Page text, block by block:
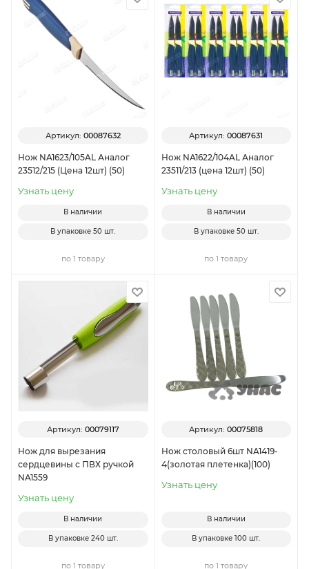
Артикул: 00087632
Нож NA1623/105AL Аналог
23512/215 (Цена 12шт) (50)
Узнать цену
В наличии
В упаковке50 шт.
по 1 товару
Артикул:00087631
Нож NA1622/104AL Аналог
23511/213 (цена 12шт) (50)
Узнать цену
В наличии
В упаковке 50 шт.
по 1 товару
Артикул: 00079117
Нож для вырезания
сердцевины с ПВХ ручкой
NA1559
Узнать цену
В наличии
В упаковке 240 шт.
по 1 товару
Артикул:00075818
Нож столовый 6шт NA1419-
4(золотая плетенка)(100)
Узнать цену
В наличии
В упаковке100 шт.
по 1 товару